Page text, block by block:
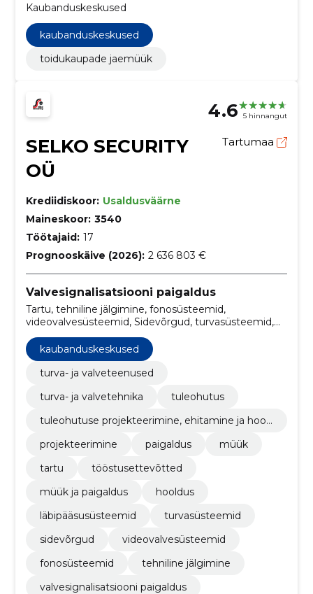
Kaubanduskeskused
kaubanduskeskused
toidukaupade jaemüük
4.6 5 hinnangut
SELKO SECURITY
OÜ
Tartumaa
Krediidiskoor: Usaldusväärne
Maineskoor: 3540
Töötajaid: 17
Prognooskäive (2026): 2 636 803 €
Valvesignalisatsiooni paigaldus
Tartu, tehniline jälgimine, fonosüsteemid,
videovalvesüsteemid, Sidevõrgud, turvasüsteemid,
Kaubanduskeskused
kaubanduskeskused
turva- ja valveteenused
turva- ja valvetehnika
tuleohutus
tuleohutuse projekteerimine, ehitamine ja hool
projekteerimine
paigaldus
müük
tartu
tööstusettevõtted
müük ja paigaldus
hooldus
läbipääsusüsteemid
turvasüsteemid
sidevõrgud
videovalvesüsteemid
fonosüsteemid
tehniline jälgimine
valvesignalisatsiooni paigaldus